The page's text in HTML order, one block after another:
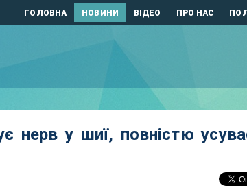
ГОЛОВНА НОВИНИ ВІДЕО ПРО НАС
нерв у шиї, повністю